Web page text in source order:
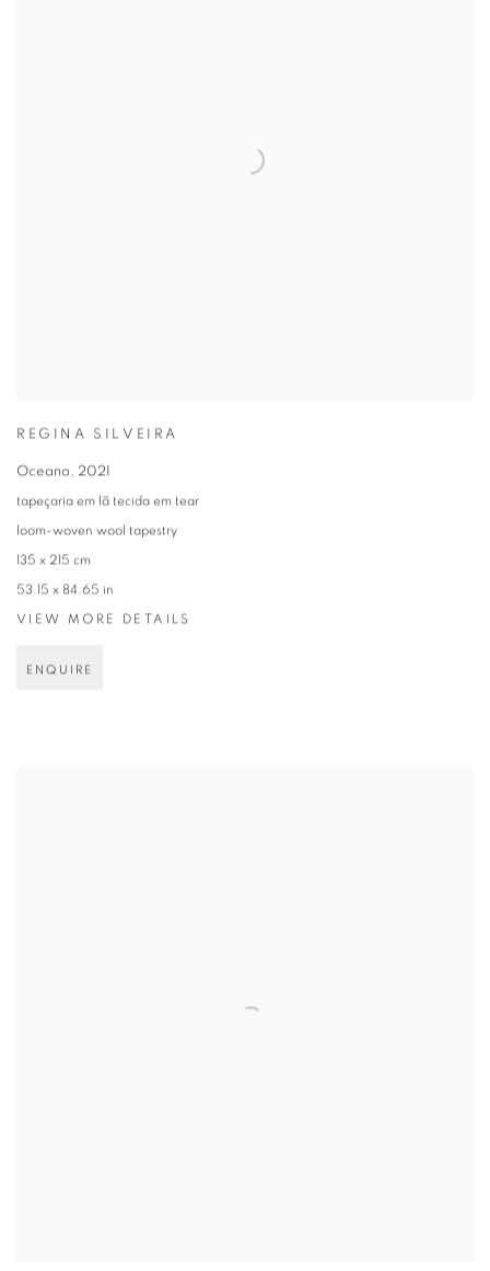
REGINA SILVEIRA
Oceano, 2021
tapeçaria em lã tecida em tear
loom-woven wool tapestry
135 x 215 cm
53.15 x 84.65 in
VIEW MORE DETAILS
ENQUIRE